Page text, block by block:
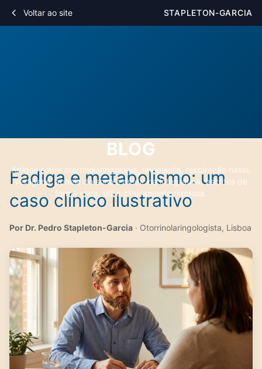
Voltar ao site STAPLETON-GARCIA
BLOG
Artigos sobre otorrinolaringologia, rinoplastia, respiração nasal,
vertigens, apneia do sono e medicina integrativa, escritos de
forma clara, útil e clinicamente rigorosa.
Fadiga e metabolismo: um
caso clínico ilustrativo
Por Dr. Pedro Stapleton-Garcia · Otorrinolaringologista, Lisboa